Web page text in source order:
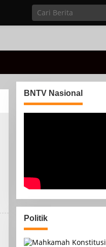
BNTV Nasional
Politik